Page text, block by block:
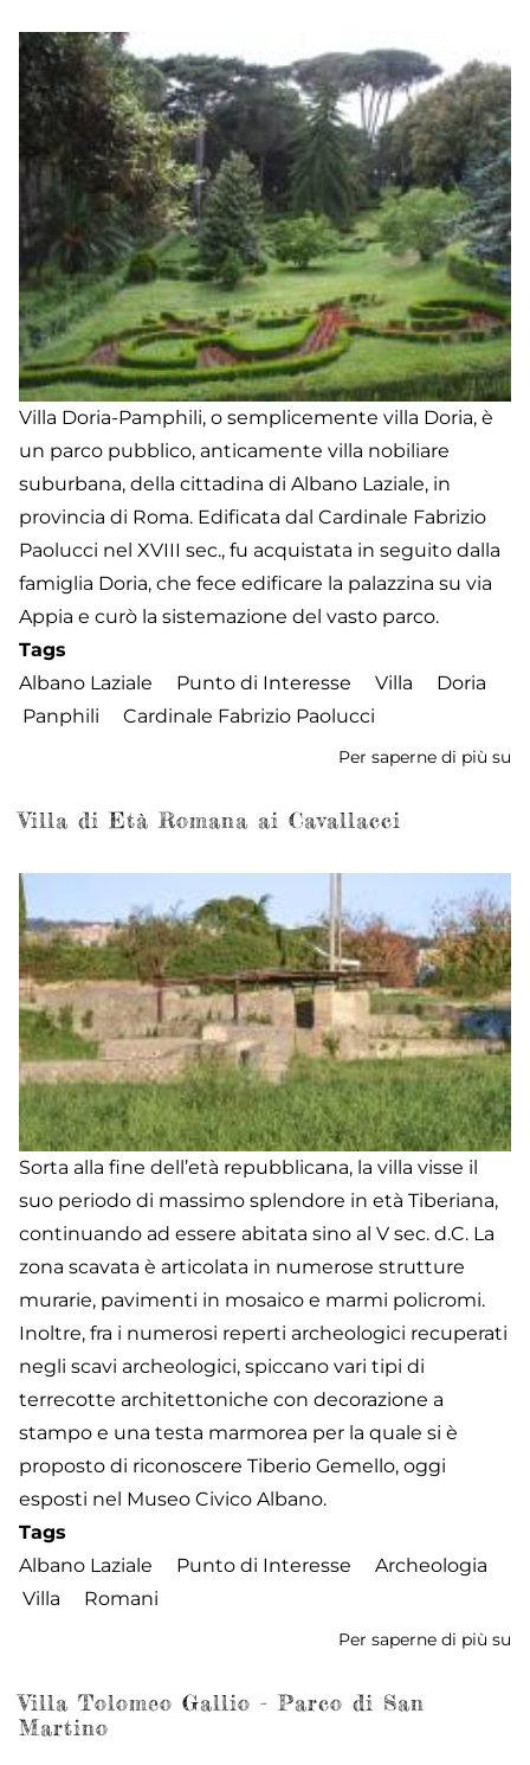
Villa Doria-Pamphili, o semplicemente villa Doria, è
un parco pubblico, anticamente villa nobiliare
suburbana, della cittadina di Albano Laziale, in
provincia di Roma. Edificata dal Cardinale Fabrizio
Paolucci nel XVIII sec., fu acquistata in seguito dalla
famiglia Doria, che fece edificare la palazzina su via
Appia e curò la sistemazione del vasto parco.
Tags
Albano Laziale
Punto di Interesse Villa
Doria
Panphili
Cardinale Fabrizio Paolucci
Per saperne di più su
Villa di Età Romana ai Cavallacci
Sorta alla fine dell’età repubblicana, la villa visse il
suo periodo di massimo splendore in età Tiberiana,
continuando ad essere abitata sino al V sec. d.C. La
zona scavata è articolata in numerose strutture
murarie, pavimenti in mosaico e marmi policromi.
Inoltre, fra i numerosi reperti archeologici recuperati
negli scavi archeologici, spiccano vari tipi di
terrecotte architettoniche con decorazione a
stampo e una testa marmorea per la quale si è
proposto di riconoscere Tiberio Gemello, oggi
esposti nel Museo Civico Albano.
Tags
Albano Laziale
Punto di Interesse
Archeologia
Villa
Romani
Per saperne di più su
Villa Tolomeo Gallio - Parco di San
Martino